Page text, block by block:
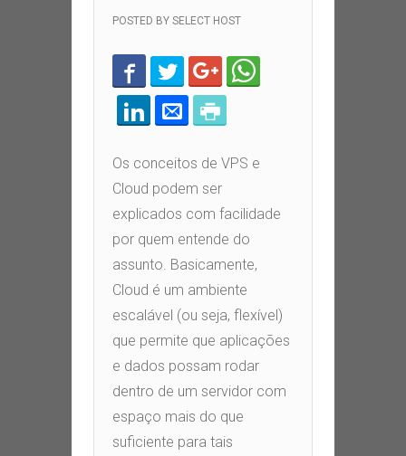
POSTED BY SELECT HOST
Os conceitos de VPS e
Cloud podem ser
explicados com facilidade
por quem entende do
assunto. Basicamente,
Cloud é um ambiente
escalável (ou seja, flexível)
que permite que aplicações
e dados possam rodar
dentro de um servidor com
espaço mais do que
suficiente para tais